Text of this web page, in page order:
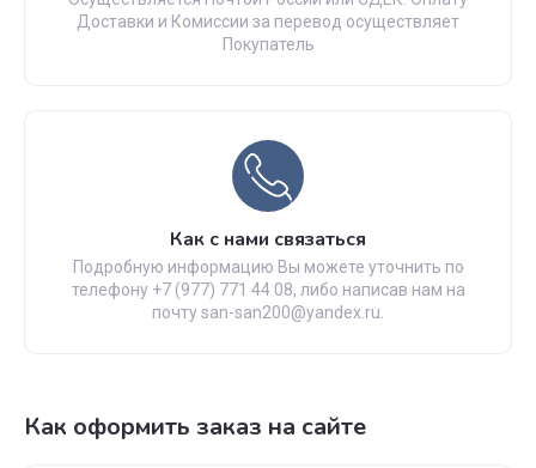
Доставки и Комиссии за перевод осуществляет
Покупатель
Как с нами связаться
Подробную информацию Вы можете уточнить по
телефону +7 (977) 771 44 08, либо написав нам на
почту san-san200@yandex.ru.
Как оформить заказ на сайте